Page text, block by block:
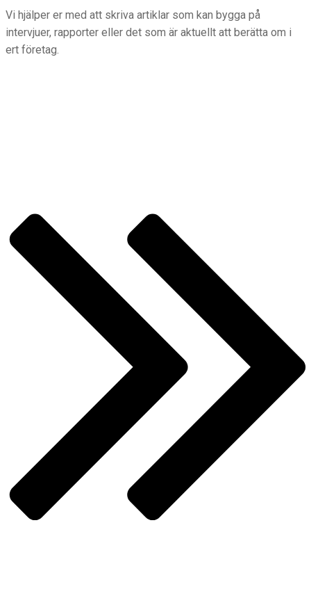
Vi hjälper er med att skriva artiklar som kan bygga på
intervjuer, rapporter eller det som är aktuellt att berätta om i
ert företag.